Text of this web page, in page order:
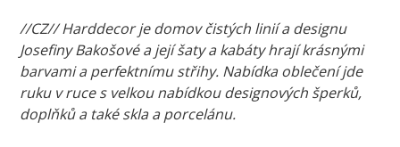
//CZ// Harddecor je domov čistých linií a designu
Josefiny Bakošové a její šaty a kabáty hrají krásnými
barvami a perfektnímu střihy. Nabídka oblečení jde
ruku v ruce s velkou nabídkou designových šperků,
doplňků a také skla a porcelánu.